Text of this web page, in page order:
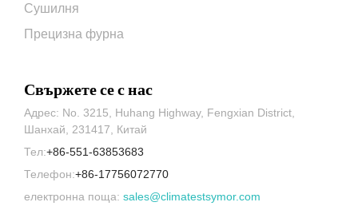
Сушилня
Прецизна фурна
Свържете се с нас
Адрес: No. 3215, Huhang Highway, Fengxian District,
Шанхай, 231417, Китай
Тел:+86-551-63853683
Телефон:+86-17756072770
електронна поща: sales@climatestsymor.com